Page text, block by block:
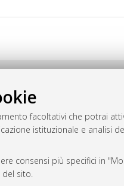
facoltativi che potrai
istituzionale e analisi
consensi più specifici in
del sito.